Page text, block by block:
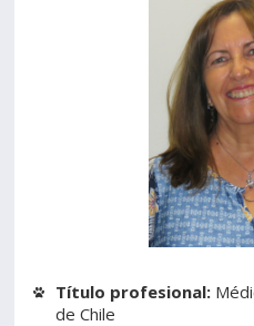
SERVICIOS
Estudiantes
Académicos
Título profesional:
de Chile